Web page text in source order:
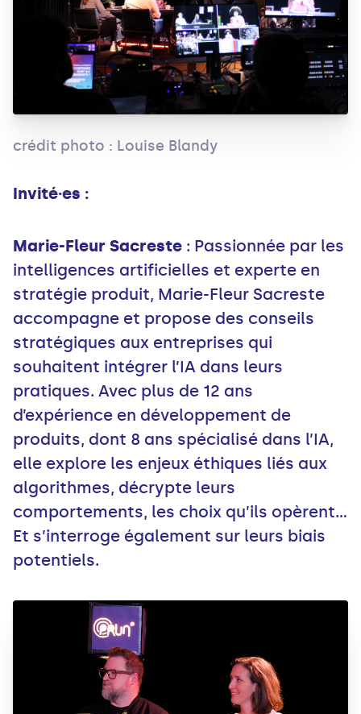
crédit photo : Louise Blandy
Invité·es :
Marie-Fleur Sacreste : Passionnée par les
intelligences artificielles et experte en
stratégie produit, Marie-Fleur Sacreste
accompagne et propose des conseils
stratégiques aux entreprises qui
souhaitent intégrer l’IA dans leurs
pratiques. Avec plus de 12 ans
d’expérience en développement de
produits, dont 8 ans spécialisé dans l’IA,
elle explore les enjeux éthiques liés aux
algorithmes, décrypte leurs
comportements, les choix qu’ils opèrent…
Et s’interroge également sur leurs biais
potentiels.